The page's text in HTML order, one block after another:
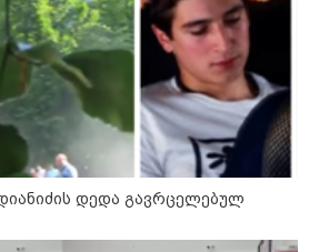
გზავნილს "ინოვაციები
დედა გავრცელებულ